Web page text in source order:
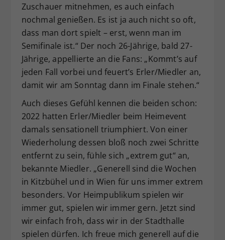
Zuschauer mitnehmen, es auch einfach
nochmal genießen. Es ist ja auch nicht so oft,
dass man dort spielt – erst, wenn man im
Semifinale ist.“ Der noch 26-Jährige, bald 27-
Jährige, appellierte an die Fans: „Kommt’s auf
jeden Fall vorbei und feuert’s Erler/Miedler an,
damit wir am Sonntag dann im Finale stehen.“
Auch dieses Gefühl kennen die beiden schon:
2022 hatten Erler/Miedler beim Heimevent
damals sensationell triumphiert. Von einer
Wiederholung dessen bloß noch zwei Schritte
entfernt zu sein, fühle sich „extrem gut“ an,
bekannte Miedler. „Generell sind die Wochen
in Kitzbühel und in Wien für uns immer extrem
besonders. Vor Heimpublikum spielen wir
immer gut, spielen wir immer gern. Jetzt sind
wir einfach froh, dass wir in der Stadthalle
spielen dürfen. Ich freue mich generell auf die